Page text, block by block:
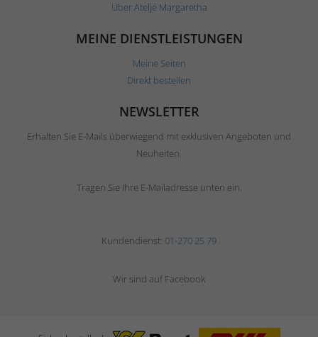
Über Ateljé Margaretha
MEINE DIENSTLEISTUNGEN
Meine Seiten
Direkt bestellen
NEWSLETTER
Erhalten Sie E-Mails überwiegend mit exklusiven Angeboten und
Neuheiten.
Tragen Sie Ihre E-Mailadresse unten ein.
Kundendienst: 01-270 25 79
Wir sind auf Facebook